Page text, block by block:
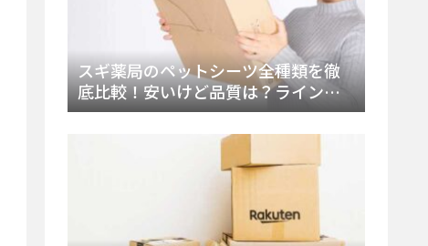
スギ薬局のペットシーツ全種類を徹
底比較！安いけど品質は？ラインナ
ップと販売店（Amazon・楽天含む）